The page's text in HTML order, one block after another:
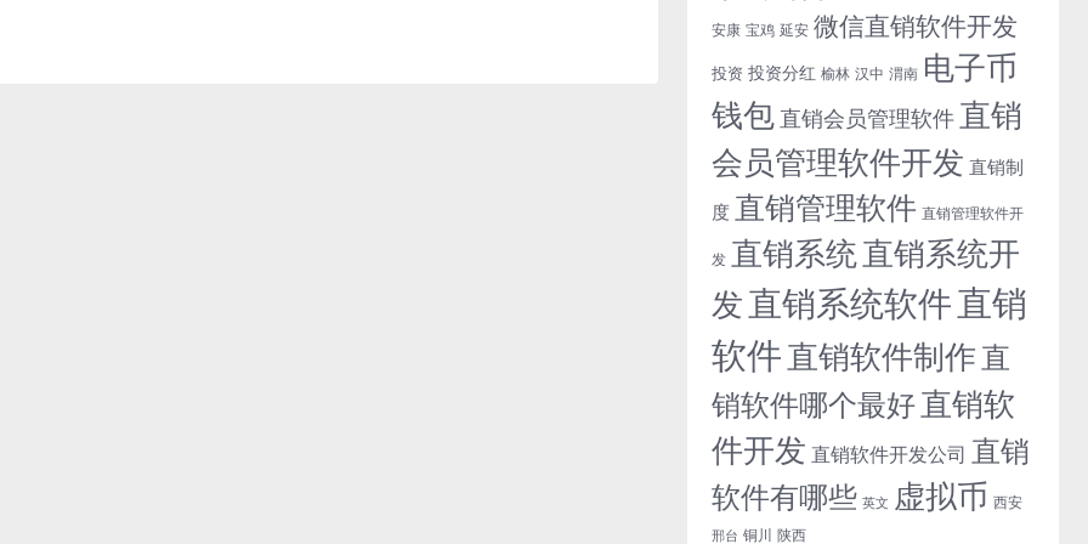
安康 宝鸡 延安 微信直销软件开发
投资 投资分红 榆林 汉中 渭南 电子币
钱包 直销会员管理软件 直销
会员管理软件开发 直销制
度 直销管理软件 直销管理软件开
发 直销系统直销系统开
发直销系统软件直销
软件直销软件制作直
销软件哪个最好直销软
件开发 直销软件开发公司 直销
软件有哪些 英文 虚拟币 西安
邢台 铜川 陕西